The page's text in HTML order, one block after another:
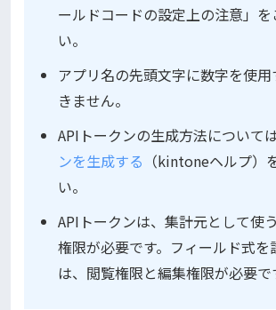
ールドコードの設定上の注意」
い。
アプリ名の先頭文字に数字を使
きません。
APIトークンの生成方法について
ンを生成する （kintoneヘルプ）
い。
APIトークンは、集計元として使
権限が必要です。フィールド式を
は、閲覧権限と編集権限が必要で